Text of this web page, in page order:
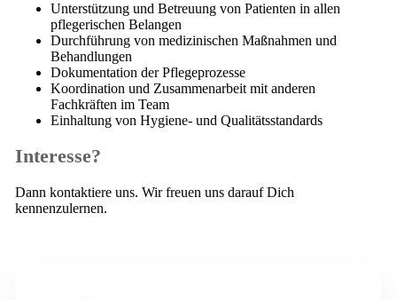
Unterstützung und Betreuung von Patienten in allen
pflegerischen Belangen
Durchführung von medizinischen Maßnahmen und
Behandlungen
Dokumentation der Pflegeprozesse
Koordination und Zusammenarbeit mit anderen
Fachkräften im Team
Einhaltung von Hygiene- und Qualitätsstandards
Interesse?
Dann kontaktiere uns. Wir freuen uns darauf Dich
kennenzulernen.